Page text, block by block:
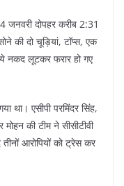
जनवरी दोपहर करीब 2:31
की दो चूड़ियां, टॉप्स, एक
नकद लूटकर फरार हो गए
था। एसीपी परमिंदर सिंह,
की टीम ने सीसीटीवी
आरोपियों को ट्रेस कर